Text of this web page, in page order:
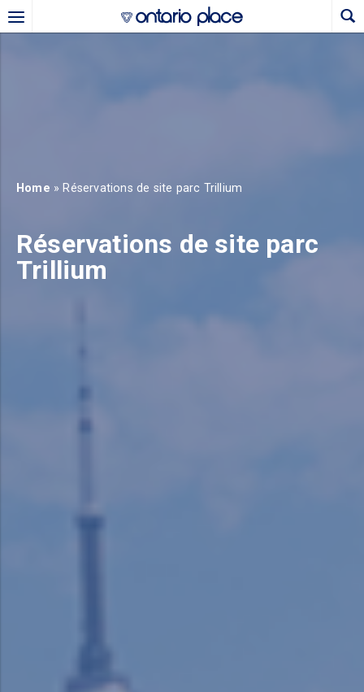
Skip to main content
Home » Réservations de site parc Trillium
Réservations de site parc
Trillium